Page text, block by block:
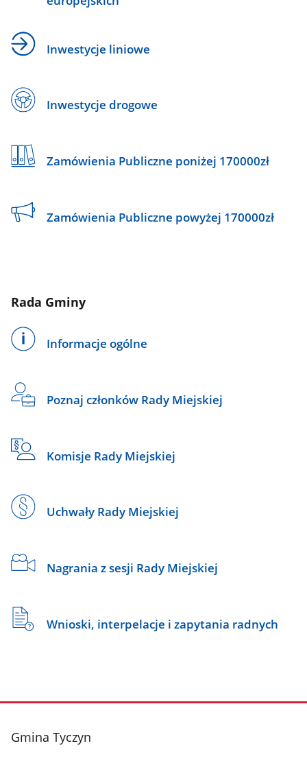
Inwestycje liniowe
Inwestycje drogowe
Zamówienia Publiczne poniżej 170000zł
Zamówienia Publiczne powyżej 170000zł
Rada Gminy
Informacje ogólne
Poznaj członków Rady Miejskiej
Komisje Rady Miejskiej
Uchwały Rady Miejskiej
Nagrania z sesji Rady Miejskiej
Wnioski, interpelacje i zapytania radnych
stopka
Gmina Tyczyn